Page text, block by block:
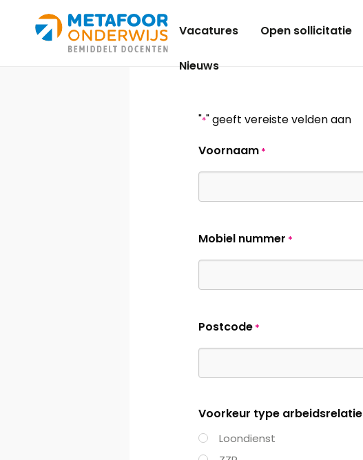
Metafoor
Onderwijs
Vacatures Open sollicitatie
Nieuws
"*" geeft vereiste velden aan
Voornaam *
Mobiel nummer *
Postcode *
Voorkeur type arbeidsrelatie
Loondienst